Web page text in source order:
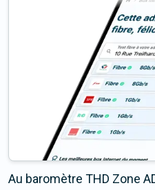
Au baromètre THD Zone